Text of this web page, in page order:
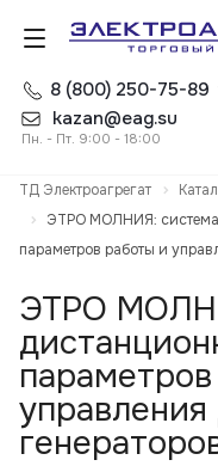
8 (800) 250-75-89
kazan@eag.su
Пн. - Пт. 9:00 - 18:00
ТД Электроагрегат
ЭТРО МОЛНИЯ: система
параметров работы и
ЭТРО